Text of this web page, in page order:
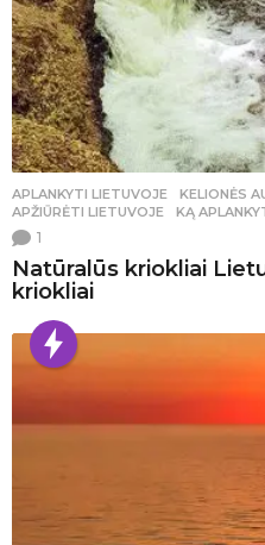
APLANKYTI LIETUVOJE ,KELIONĖS
APŽIŪRĖTI LIETUVOJE
,KĄ
1
Natūralūs kriokliai
kriokliai